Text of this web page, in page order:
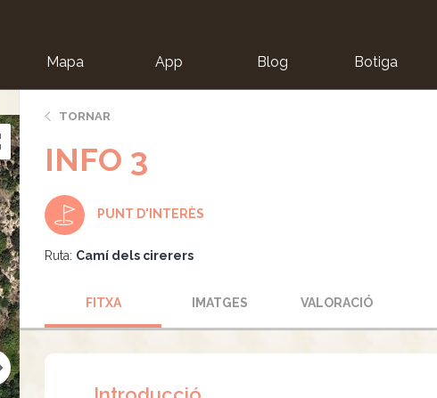
Mapa App Blog Botiga
TORNAR
INFO 3
PUNT D'INTERÈS
Ruta: Camí dels cirerers
FITXA IMATGES VALORACIÓ